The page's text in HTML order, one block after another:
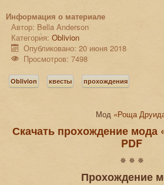
Информация о материале
Автор: Bella Anderson
Категория: Oblivion
Опубликовано: 20 июня 2018
Просмотров: 7498
Oblivion квесты прохождения
Мод «Роща
Скачать прохождение мода
PDF
✵ ✵ ✵
Прохождение